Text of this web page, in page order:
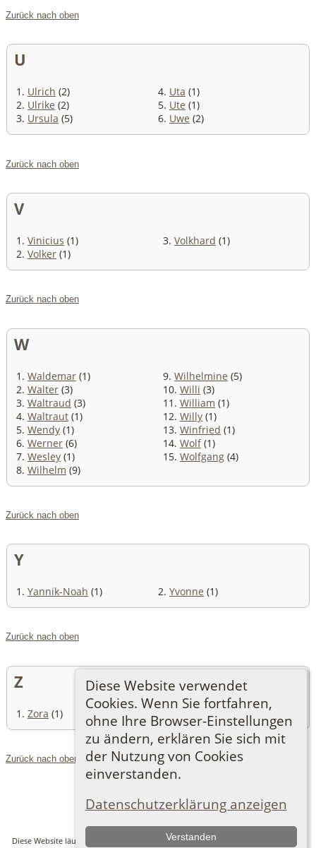
Diese Website verwendet
Cookies. Wenn Sie fortfahren,
ohne Ihre Browser-Einstellungen
zu ändern, erklären Sie sich mit
der Nutzung von Cookies
einverstanden.
Datenschutzerklärung anzeigen
Verstanden
Zurück nach oben
U
1. Ulrich (2)
2. Ulrike (2)
3. Ursula (5)
4. Uta (1)
5. Ute (1)
6. Uwe (2)
Zurück nach oben
V
1. Vinicius (1)
2. Volker (1)
3. Volkhard (1)
Zurück nach oben
W
1. Waldemar (1)
2. Walter (3)
3. Waltraud (3)
4. Waltraut (1)
5. Wendy (1)
6. Werner (6)
7. Wesley (1)
8. Wilhelm (9)
9. Wilhelmine (5)
10. Willi (3)
11. William (1)
12. Willy (1)
13. Winfried (1)
14. Wolf(1)
15. Wolfgang (4)
Zurück nach oben
Y
1. Yannik-Noah (1) 2. Yvonne (1)
Zurück nach oben
Z
1. Zora (1)
Zurück nach oben
Zur Desktop-Webseite wechseln
Diese Website läuft mit The Next Generation of Genealogy Sitebuilding